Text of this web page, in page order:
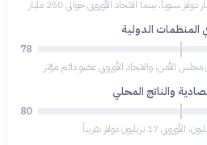
المنظمات الدولية
78
الأمن، والاتحاد الأوروبي عضو دائم مؤثر
والناتج المحلي
80